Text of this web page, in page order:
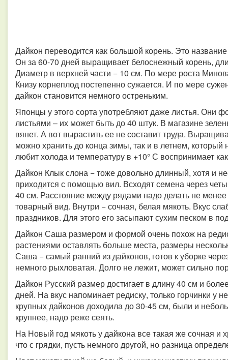
Дайкон переводится как большой корень. Это
Он за 60-70 дней выращивает белоснежный корень,
Диаметр в верхней части − 10 см. По мере роста
Книзу корнеплод постепенно сужается. И по мере
дайкон становится немного остреньким.
Японцы у этого сорта употребляют даже листья. Они
листьями – их может быть до 40 штук. В магазине
вянет. А вот вырастить ее не составит труда.
можно хранить до конца зимы, так и в летнем,
любит холода и температуру в +10° С воспринимает
Дайкон Клык слона − тоже довольно длинный, хотя и
приходится с помощью вил. Всходят семена через
40 см. Расстояние между рядами надо делать не
товарный вид. Внутри − сочная, белая мякоть. Вкус
праздников. Для этого его засыпают сухим песком в
Дайкон Саша размером и формой очень похож на
растениями оставлять больше места, размеры
Саша − самый ранний из дайконов, готов к уборке
немного рыхловатая. Долго не лежит, может сильно
Дайкон Русский размер достигает в длину 40 см и
дней. На вкус напоминает редиску, только горчинки у
крупных дайконов доходила до 30-45 см, были и
крупнее, надо реже сеять.
На Новый год мякоть у дайкона все такая же сочная и
что с грядки, пусть немного другой, но разница